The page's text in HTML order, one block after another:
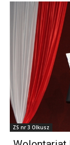
ZS nr 3 Olkusz